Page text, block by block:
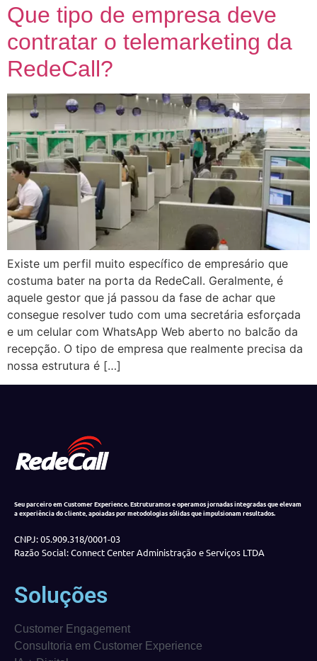
Que tipo de empresa deve
contratar o telemarketing da
RedeCall?
Existe um perfil muito específico de empresário que
costuma bater na porta da RedeCall. Geralmente, é
aquele gestor que já passou da fase de achar que
consegue resolver tudo com uma secretária esforçada
e um celular com WhatsApp Web aberto no balcão da
recepção. O tipo de empresa que realmente precisa da
nossa estrutura é […]
Seu parceiro em Customer Experience. Estruturamos e operamos jornadas integradas que elevam
a experiência do cliente, apoiadas por metodologias sólidas que impulsionam resultados.
CNPJ: 05.909.318/0001-03
Razão Social: Connect Center Administração e Serviços LTDA
Soluções
Customer Engagement
Consultoria em Customer Experience